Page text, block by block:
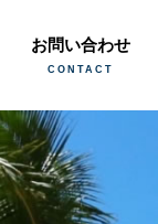
お問い合わせ